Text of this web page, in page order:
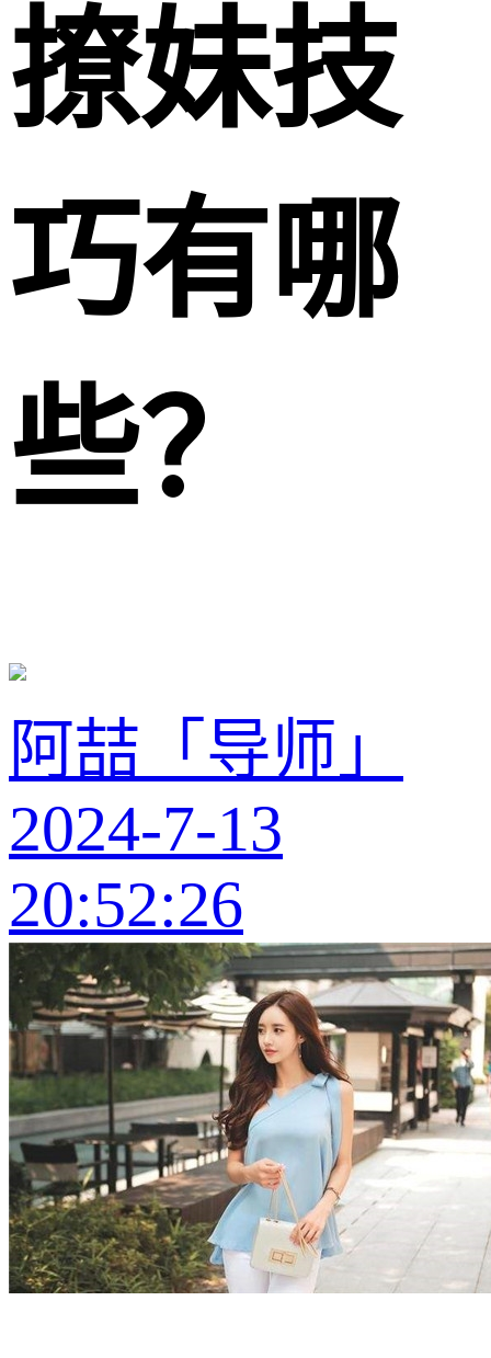
撩妹技
巧有哪
些？
阿喆「导师」
2024-7-13
20:52:26